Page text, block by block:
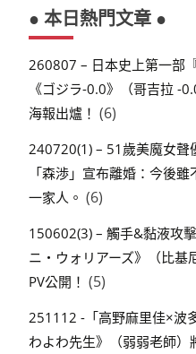
● 本日熱門文章 ●
260807 – 日本史上第一部
《ゴジラ-0.0》（哥吉拉 -
海報出爐！ (6)
240720(1) – 51歲美魔女聲
「森渉」宣布離婚：今後
一家人。 (6)
150602(3) – 觸手&黏液攻
ニ・ウォリアーズ》（比
PV公開！ (5)
251112 -「高野麻里佳×波
わよわ先生》（弱弱老師